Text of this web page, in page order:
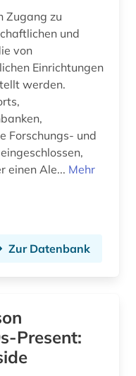
diplomatische beziehungen (1)
Zugang zu
und
von
Einrichtungen
werden.
Forschungs- und
einen Ale... Mehr
Zur Datenbank
Present: